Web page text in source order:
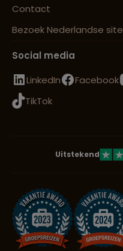
Contact
Bezoek Nederlandse site
Social media
LinkedIn
Facebook
TikTok
Uitstekend